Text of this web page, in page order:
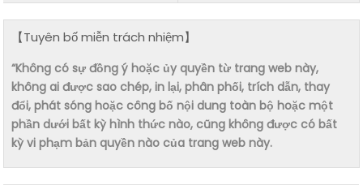
【Tuyên bố miễn trách nhiệm】
“Không có sự đồng ý hoặc ủy quyền từ trang web này,
không ai được sao chép, in lại, phân phối, trích dẫn, thay
đổi, phát sóng hoặc công bố nội dung toàn bộ hoặc một
phần dưới bất kỳ hình thức nào, cũng không được có bất
kỳ vi phạm bản quyền nào của trang web này.